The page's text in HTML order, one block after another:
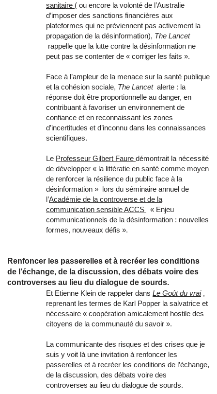
sanitaire ( ou encore la volonté de l’Australie
d’imposer des sanctions financières aux
plateformes qui ne préviennent pas activement la
propagation de la désinformation), The Lancet
rappelle que la lutte contre la désinformation ne
peut pas se contenter de « corriger les faits ».
Face à l’ampleur de la menace sur la santé publique
et la cohésion sociale, The Lancet alerte : la
réponse doit être proportionnelle au danger, en
contribuant à favoriser un environnement de
confiance et en reconnaissant les zones
d’incertitudes et d’inconnu dans les connaissances
scientifiques.
Le Professeur Gilbert Faure démontrait la nécessité
de développer « la littératie en santé comme moyen
de renforcer la résilience du public face à la
désinformation » lors du séminaire annuel de
l’Académie de la controverse et de la
communication sensible ACCS
« Enjeu
communicationnels de la désinformation : nouvelles
formes, nouveaux défis ».
Renfoncer les passerelles et à recréer les conditions
de l’échange, de la discussion, des débats voire des
controverses au lieu du dialogue de sourds.
Et Etienne Klein de rappeler dans Le Goût du vrai ,
reprenant les termes de Karl Popper la salvatrice et
nécessaire « coopération amicalement hostile des
citoyens de la communauté du savoir ».
La communicante des risques et des crises que je
suis y voit là une invitation à renfoncer les
passerelles et à recréer les conditions de l’échange,
de la discussion, des débats voire des
controverses au lieu du dialogue de sourds.